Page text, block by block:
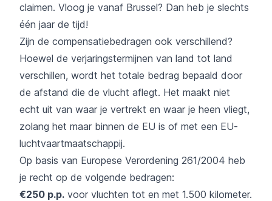
claimen. Vloog je vanaf Brussel? Dan heb je slechts
één jaar de tijd!
Zijn de compensatiebedragen ook verschillend?
Hoewel de verjaringstermijnen van land tot land
verschillen, wordt het totale bedrag bepaald door
de afstand die de vlucht aflegt. Het maakt niet
echt uit van waar je vertrekt en waar je heen vliegt,
zolang het maar binnen de EU is of met een EU-
luchtvaartmaatschappij.
Op basis van Europese Verordening 261/2004 heb
je recht op de volgende bedragen:
€250 p.p. voor vluchten tot en met 1.500 kilometer.